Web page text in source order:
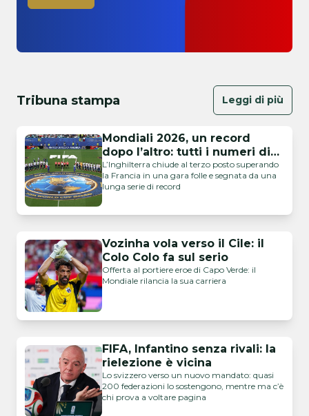
Tribuna stampa Leggi di più
Mondiali 2026, un record
dopo l’altro: tutti i numeri di
una folle finalina
L’Inghilterra chiude al terzo posto superando
la Francia in una gara folle e segnata da una
lunga serie di record
Vozinha vola verso il Cile: il
Colo Colo fa sul serio
Offerta al portiere eroe di Capo Verde: il
Mondiale rilancia la sua carriera
FIFA, Infantino senza rivali: la
rielezione è vicina
Lo svizzero verso un nuovo mandato: quasi
200 federazioni lo sostengono, mentre ma c’è
chi prova a voltare pagina